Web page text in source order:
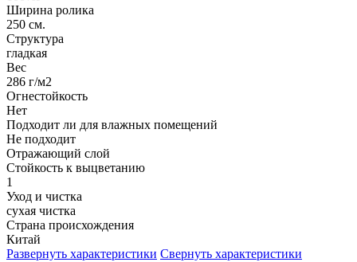
Ширина ролика
250 см.
Структура
гладкая
Вес
286 г/м2
Огнестойкость
Нет
Подходит ли для влажных помещений
Не подходит
Отражающий слой
Стойкость к выцветанию
1
Уход и чистка
сухая чистка
Страна происхождения
Китай
Развернуть характеристики Свернуть характеристики